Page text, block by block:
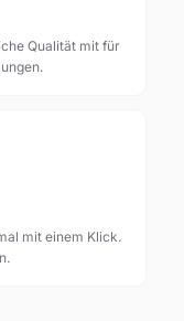
Qualität mit für
mit einem Klick.